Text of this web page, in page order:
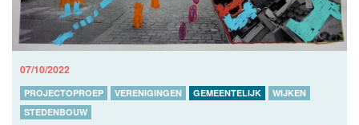
07/10/2022
PROJECTOPROEP VERENIGINGEN GEMEENTELIJK
WIJKEN
STEDENBOUW